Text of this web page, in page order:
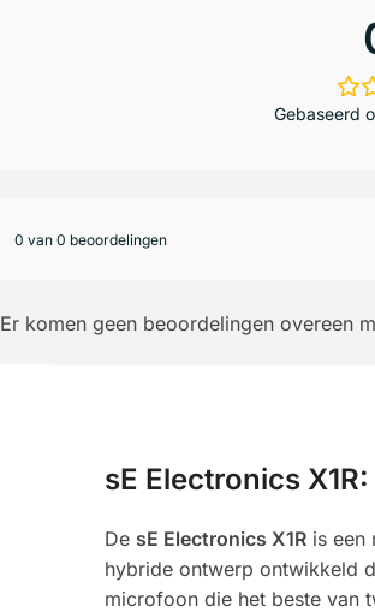
Gebaseerd
0 van 0 beoordelingen
Er komen geen beoordelingen overeen
sE Electronics
De sE Electronics X1R is een
hybride ontwerp ontwikkeld
microfoon die het beste van